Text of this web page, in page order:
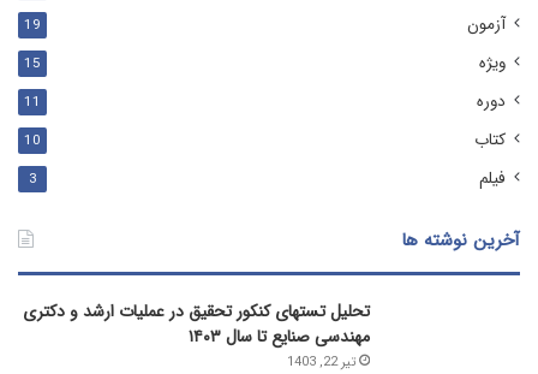
آزمون 19
ویژه 15
دوره 11
کتاب 10
فیلم 3
آخرین نوشته ها
تحلیل تستهای کنکور تحقیق در عملیات ارشد و دکتری
مهندسی صنایع تا سال ۱۴۰۳
تیر 22, 1403